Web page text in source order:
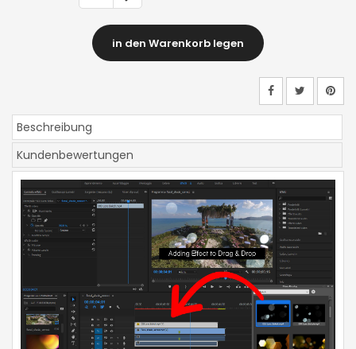
in den Warenkorb legen
Beschreibung
Kundenbewertungen